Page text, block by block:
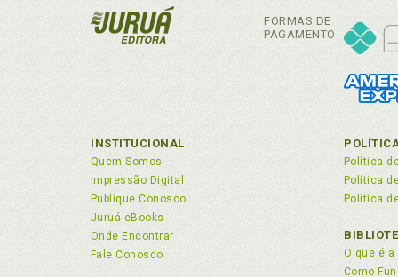
FORMAS DE
PAGAMENTO
INSTITUCIONAL
Quem Somos
Impressão Digital
Publique Conosco
Juruá eBooks
Onde Encontrar
Fale Conosco
Política
Política
Política
O que é a
Como